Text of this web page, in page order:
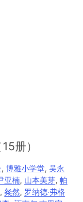
册）
,博雅小学堂,吴永
亚楠, 山本美芽,帕
,粲然, 罗纳德·弗格